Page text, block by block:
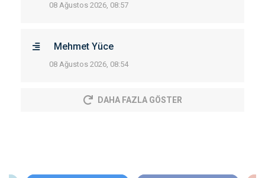
08 Ağustos 2026, 08:57
Mehmet Yüce
08 Ağustos 2026, 08:54
DAHA FAZLA GÖSTER